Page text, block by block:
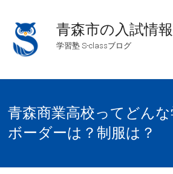
青森市の入試情報
学習塾 S-classブログ
青森商業高校ってどん
ボーダーは？制服は？